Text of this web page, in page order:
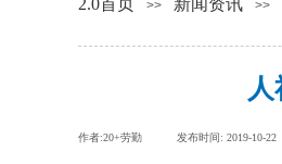
2.0首页 >> 新闻资讯 >>
作者:20+劳勤 发布时间: 2019-10-22